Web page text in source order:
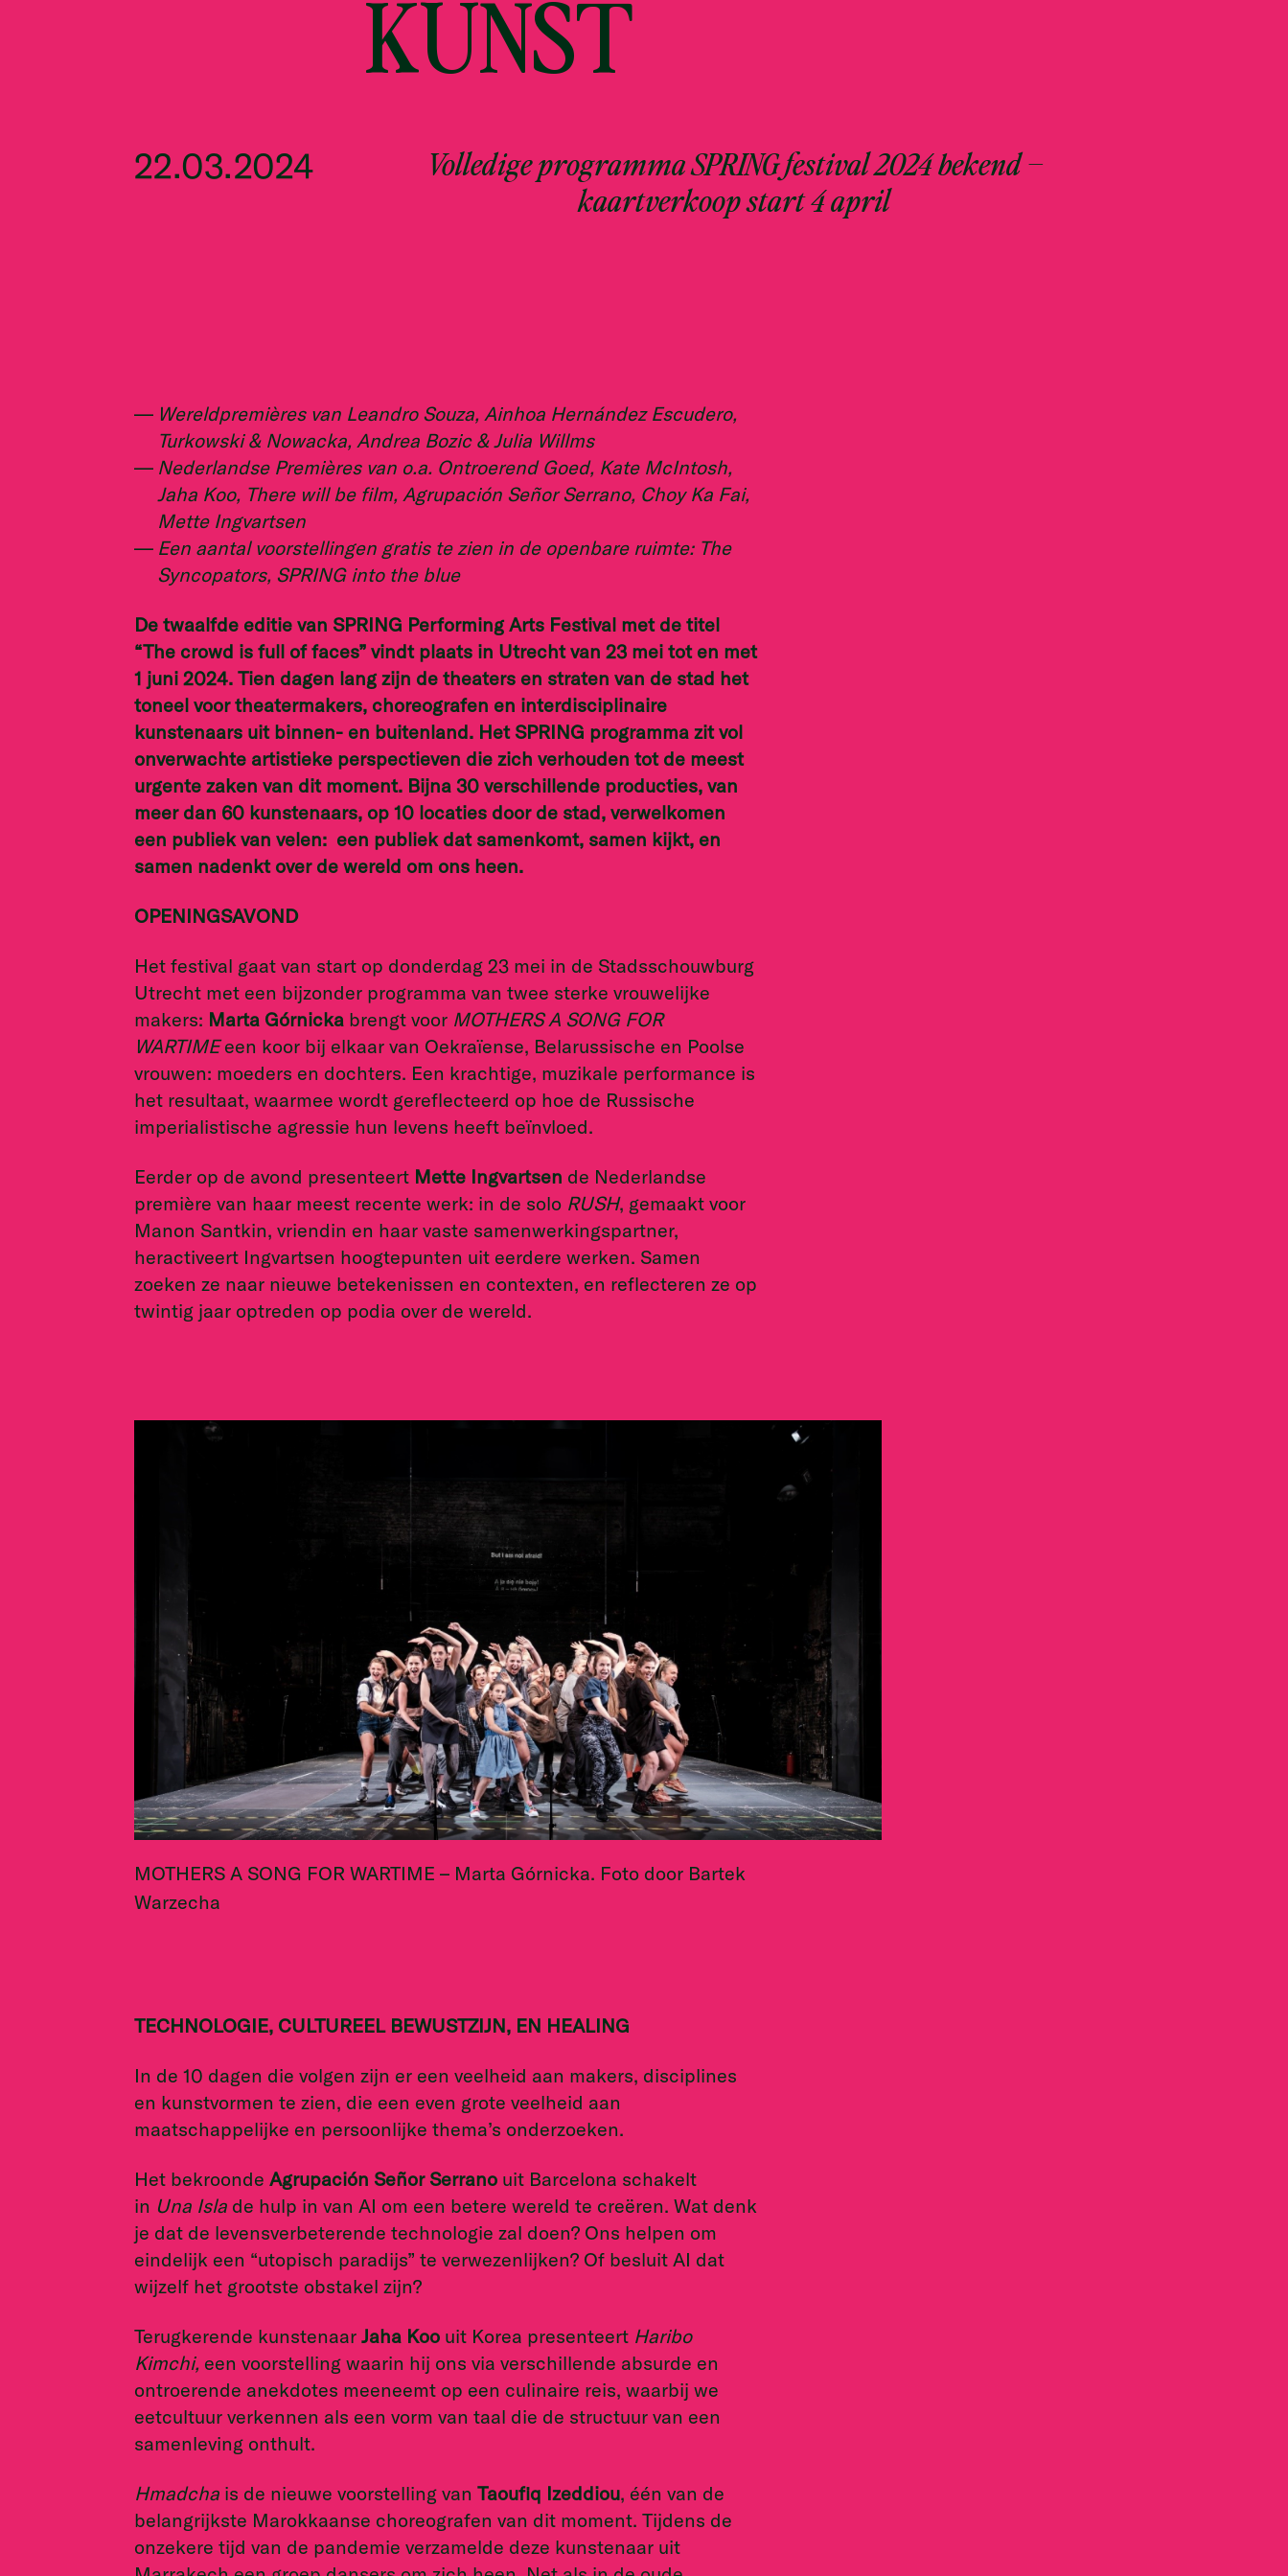
KUNST
22.03.2024
Volledige programma SPRING festival 2024 bekend –
kaartverkoop start 4 april
Wereldpremières van Leandro Souza, Ainhoa Hernández Escudero,
Turkowski & Nowacka, Andrea Bozic & Julia Willms
Nederlandse Premières van o.a. Ontroerend Goed, Kate McIntosh,
Jaha Koo, There will be film, Agrupación Señor Serrano, Choy Ka Fai,
Mette Ingvartsen
Een aantal voorstellingen gratis te zien in de openbare ruimte: The
Syncopators, SPRING into the blue
De twaalfde editie van SPRING Performing Arts Festival met de titel
“The crowd is full of faces” vindt plaats in Utrecht van 23 mei tot en met
1 juni 2024. Tien dagen lang zijn de theaters en straten van de stad het
toneel voor theatermakers, choreografen en interdisciplinaire
kunstenaars uit binnen- en buitenland. Het SPRING programma zit vol
onverwachte artistieke perspectieven die zich verhouden tot de meest
urgente zaken van dit moment. Bijna 30 verschillende producties, van
meer dan 60 kunstenaars, op 10 locaties door de stad, verwelkomen
een publiek van velen: een publiek dat samenkomt, samen kijkt, en
samen nadenkt over de wereld om ons heen.
OPENINGSAVOND
Het festival gaat van start op donderdag 23 mei in de Stadsschouwburg
Utrecht met een bijzonder programma van twee sterke vrouwelijke
makers: Marta Górnicka brengt voor MOTHERS A SONG FOR
WARTIMEeen koor bij elkaar van Oekraïense, Belarussische en Poolse
vrouwen: moeders en dochters. Een krachtige, muzikale performance is
het resultaat, waarmee wordt gereflecteerd op hoe de Russische
imperialistische agressie hun levens heeft beïnvloed.
Eerder op de avond presenteert Mette Ingvartsen de Nederlandse
première van haar meest recente werk: in de solo RUSH, gemaakt voor
Manon Santkin, vriendin en haar vaste samenwerkingspartner,
heractiveert Ingvartsen hoogtepunten uit eerdere werken. Samen
zoeken ze naar nieuwe betekenissen en contexten, en reflecteren ze op
twintig jaar optreden op podia over de wereld.
MOTHERS A SONG FOR WARTIME – Marta Górnicka. Foto door Bartek
Warzecha
TECHNOLOGIE, CULTUREEL BEWUSTZIJN, EN HEALING
In de 10 dagen die volgen zijn er een veelheid aan makers, disciplines
en kunstvormen te zien, die een even grote veelheid aan
maatschappelijke en persoonlijke thema’s onderzoeken.
Het bekroonde Agrupación Señor Serrano uit Barcelona schakelt
in Una Isla de hulp in van AI om een betere wereld te creëren. Wat denk
je dat de levensverbeterende technologie zal doen? Ons helpen om
eindelijk een “utopisch paradijs” te verwezenlijken? Of besluit AI dat
wijzelf het grootste obstakel zijn?
Terugkerende kunstenaar Jaha Koo uit Korea presenteert Haribo
Kimchi, een voorstelling waarin hij ons via verschillende absurde en
ontroerende anekdotes meeneemt op een culinaire reis, waarbij we
eetcultuur verkennen als een vorm van taal die de structuur van een
samenleving onthult.
Hmadcha is de nieuwe voorstelling van Taoufiq Izeddiou, één van de
belangrijkste Marokkaanse choreografen van dit moment. Tijdens de
onzekere tijd van de pandemie verzamelde deze kunstenaar uit